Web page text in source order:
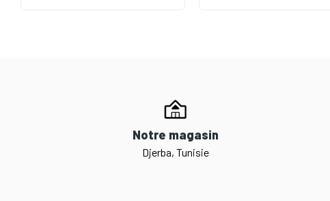
Notre magasin
Djerba, Tunisie